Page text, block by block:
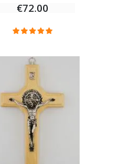
€72.00